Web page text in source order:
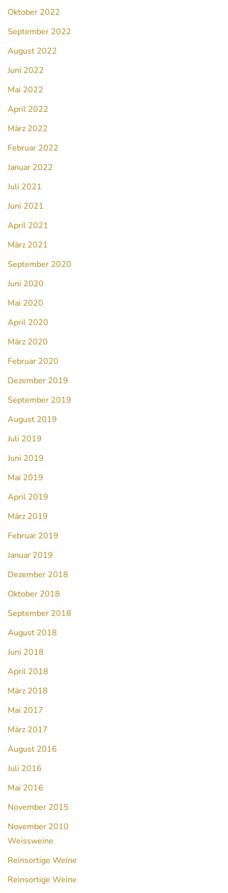
Oktober 2022
September 2022
August 2022
Juni 2022
Mai 2022
April 2022
März 2022
Februar 2022
Januar 2022
Juli 2021
Juni 2021
April 2021
März 2021
September 2020
Juni 2020
Mai 2020
April 2020
März 2020
Februar 2020
Dezember 2019
September 2019
August 2019
Juli 2019
Juni 2019
Mai 2019
April 2019
März 2019
Februar 2019
Januar 2019
Dezember 2018
Oktober 2018
September 2018
August 2018
Juni 2018
April 2018
März 2018
Mai 2017
März 2017
August 2016
Juli 2016
Mai 2016
November 2015
November 2010
Weissweine
Reinsortige Weine
Reinsortige Weine